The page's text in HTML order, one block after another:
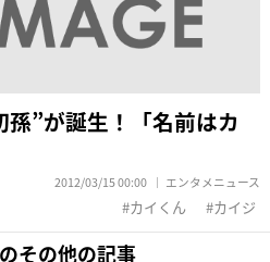
”が誕生！「名前はカ
2012/03/15 00:00 エンタメニュース
カイくん カイジ
その他の記事